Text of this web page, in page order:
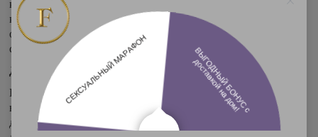
колени между девушками, наносит на руки смазку и ласкает
клитор и влагалище дам. Кроме шикарной картины,
открывающейся глазу, присутствует услада для ушей от
стонов и вздохов красавиц.
Двойной удар
Классическое положение для секса втроем: мужчина лежит
на спине, одна красотка устраивается верхом на его члене,
другая располагает свою самую сокровенную часть тела на